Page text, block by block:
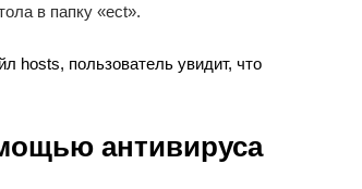
в папку «ect».
hosts, пользователь увидит, что
антивируса